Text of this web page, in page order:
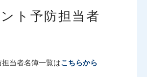
ト予防担当者
当者名簿一覧はこちらから